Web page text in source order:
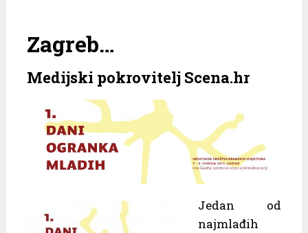
Zagreb…
Medijski pokrovitelj Scena.hr
Jedan od
najmlađih